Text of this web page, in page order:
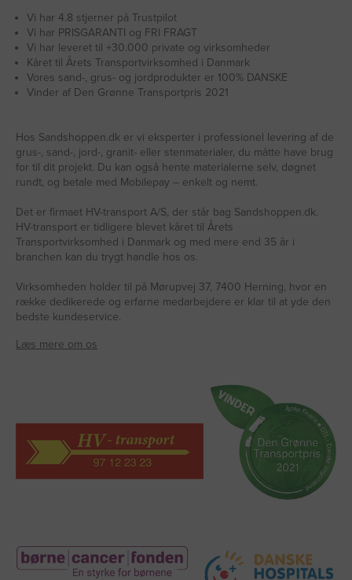
Vi har 4.8 stjerner på Trustpilot
Vi har PRISGARANTI og FRI FRAGT
Vi har leveret til +30.000 private og virksomheder
Kåret til Årets Transportvirksomhed i Danmark
Vores sand-, grus- og jordprodukter er 100% DANSKE
Vinder af Den Grønne Transportpris 2021
Hos Sandshoppen.dk er vi eksperter i professionel levering af de
grus-, sand-, jord-, granit- eller stenmaterialer, du måtte have brug
for til dit projekt. Du kan også hente materialerne selv, døgnet
rundt, og betale med Mobilepay – enkelt og nemt.
Det er firmaet HV-transport A/S, der står bag Sandshoppen.dk.
HV-transport er tidligere blevet kåret til Årets
Transportvirksomhed i Danmark og med mere end 35 år i
branchen kan du trygt handle hos os.
Virksomheden holder til på Mørupvej 37, 7400 Herning, hvor en
række dedikerede og erfarne medarbejdere er klar til at yde den
bedste kundeservice.
Læs mere om os